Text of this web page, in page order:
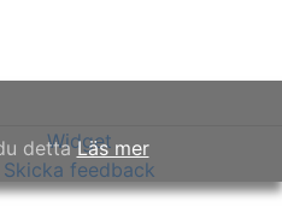
Widget
Skicka feedback
dettaLäs mer